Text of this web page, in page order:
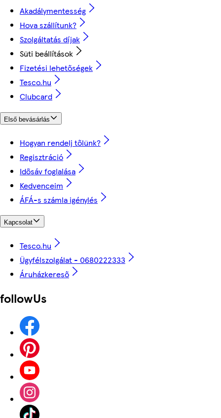
Akadálymentesség
Hova szállítunk?
Szolgáltatás díjak
Süti beállítások
Fizetési lehetőségek
Tesco.hu
Clubcard
Első bevásárlás
Hogyan rendelj tőlünk?
Regisztráció
Idősáv foglalása
Kedvenceim
ÁFÁ-s számla igénylés
Kapcsolat
Tesco.hu
Ügyfélszolgálat - 0680222333
Áruházkereső
followUs